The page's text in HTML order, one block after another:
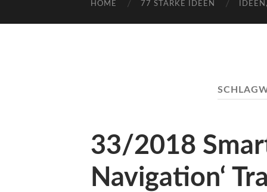
HOME 77 STARKE IDEEN
33/2018
Navigation‘